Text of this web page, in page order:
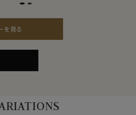
非常に楽
りにくい。
。
済ませたい方に最適な、防し
級前後）
ozieおすすめのお手入れ方法
％
スフォード
を見る